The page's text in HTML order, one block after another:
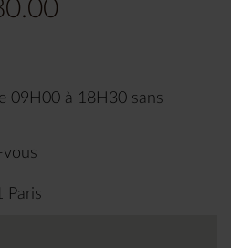
09H00 à 18H30 sans
Paris